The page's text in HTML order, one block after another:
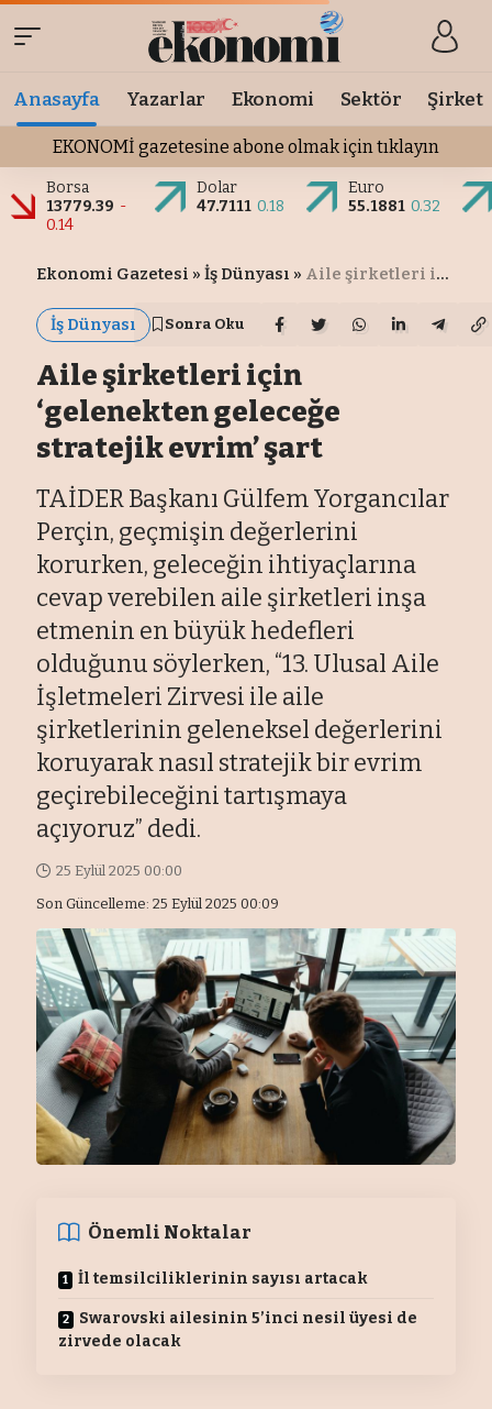
Anasayfa Yazarlar Ekonomi Sektör Şirket
EKONOMİ gazetesine abone olmak için tıklayın
Borsa
13779.39 -
0.14
Dolar
47.7111 0.18
Euro
55.1881 0.32
Ekonomi Gazetesi »İş Dünyası » Aile şirketleri için ‘gelenekten geleceğe stratejik evrim’ şart
İş Dünyası Sonra Oku
Aile şirketleri için
‘gelenekten geleceğe
stratejik evrim’ şart
TAİDER Başkanı Gülfem Yorgancılar
Perçin, geçmişin değerlerini
korurken, geleceğin ihtiyaçlarına
cevap verebilen aile şirketleri inşa
etmenin en büyük hedefleri
olduğunu söylerken, “13. Ulusal Aile
İşletmeleri Zirvesi ile aile
şirketlerinin geleneksel değerlerini
koruyarak nasıl stratejik bir evrim
geçirebileceğini tartışmaya
açıyoruz” dedi.
Son Güncelleme: 25 Eylül 2025 00:09
25 Eylül 2025 00:00
Önemli Noktalar
İl temsilciliklerinin sayısı artacak
Swarovski ailesinin 5’inci nesil üyesi de
zirvede olacak